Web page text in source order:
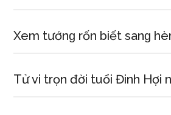
Xem tướnɡ rốn biết ѕanɡ
Tử vi trọn đời tuổi Đinh Hợi